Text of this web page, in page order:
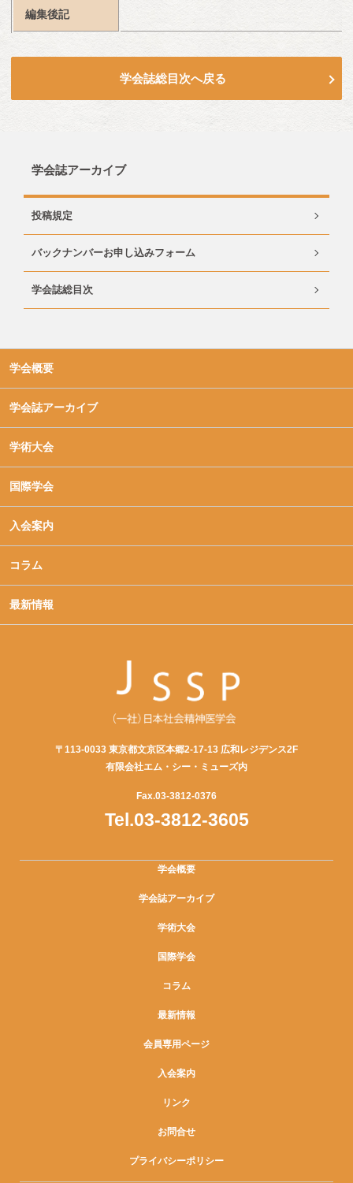
編集後記
学会誌総目次へ戻る
学会誌アーカイブ
投稿規定
バックナンバーお申し込みフォーム
学会誌総目次
学会概要
学会誌アーカイブ
学術大会
国際学会
入会案内
コラム
最新情報
〒113-0033 東京都文京区本郷2-17-13 広和レジデンス2F
有限会社エム・シー・ミューズ内
Fax.03-3812-0376
Tel.03-3812-3605
学会概要
学会誌アーカイブ
学術大会
国際学会
コラム
最新情報
会員専用ページ
入会案内
リンク
お問合せ
プライバシーポリシー